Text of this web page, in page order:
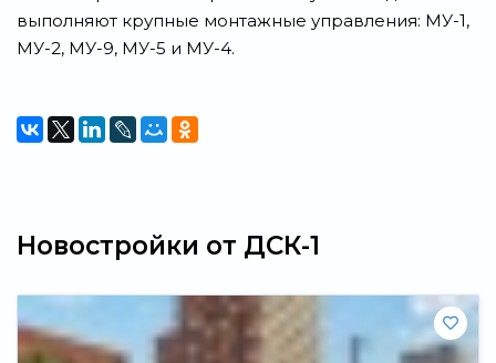
выполняют крупные монтажные управления: МУ-1,
МУ-2, МУ-9, МУ-5 и МУ-4.
Новостройки от ДСК-1